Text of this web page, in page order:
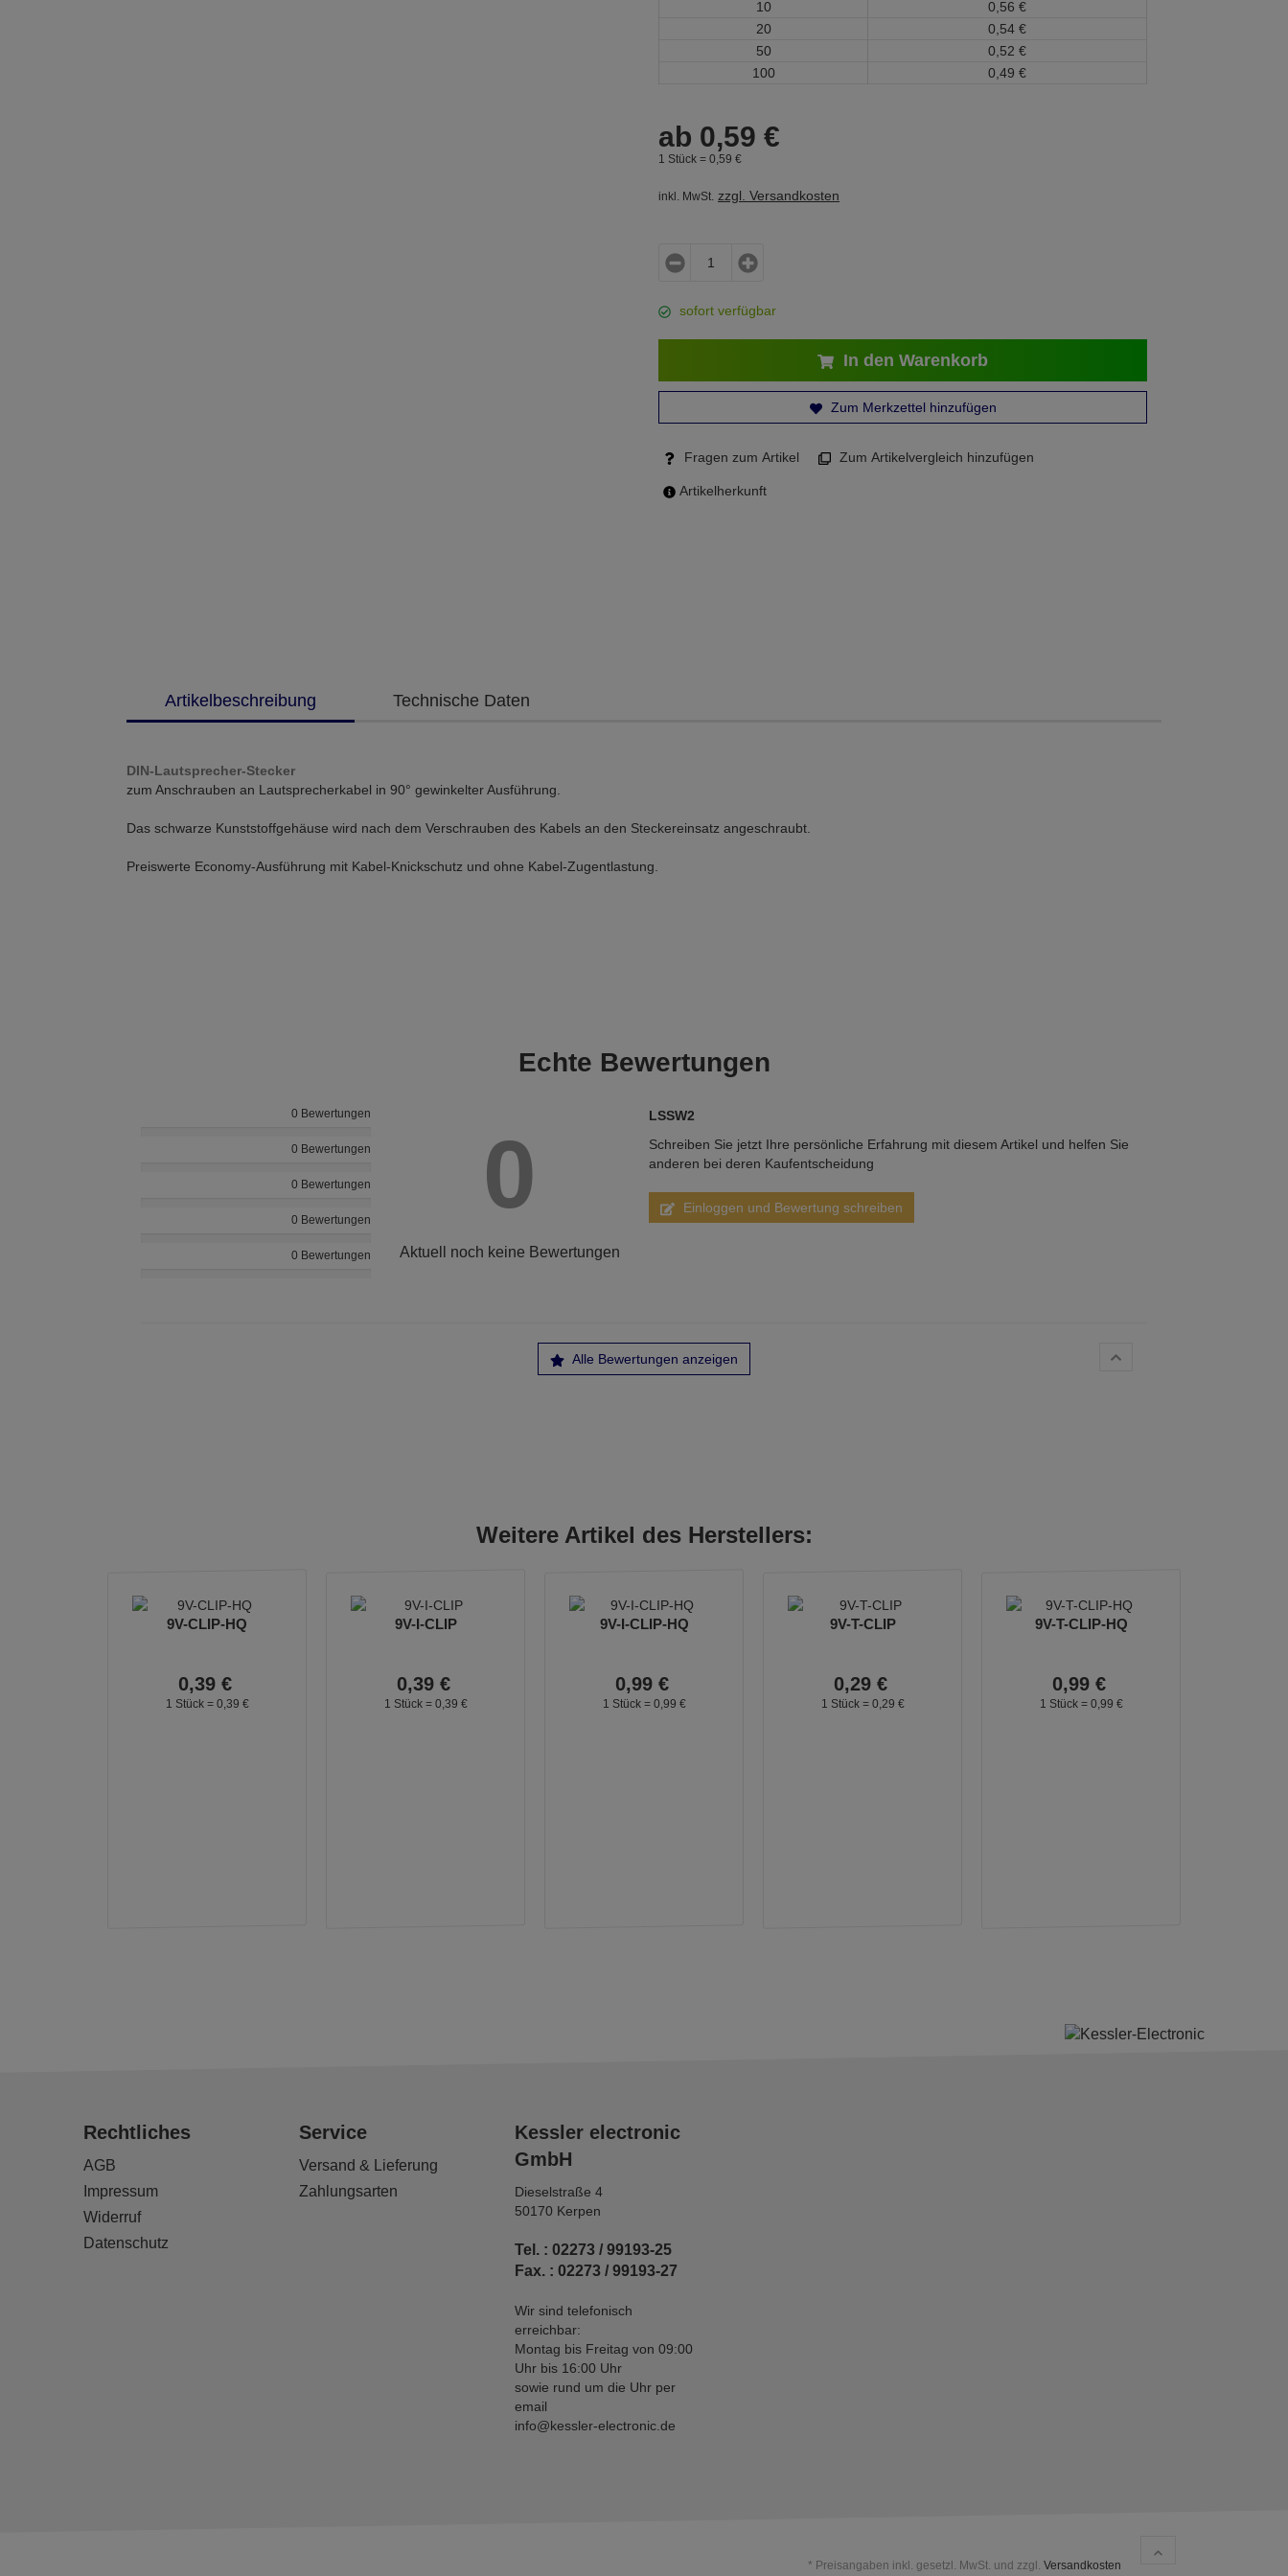
10
0, 56 €
20
0, 54 €
50
0, 52 €
100
0, 49 €
ab 0,59 €
1 Stück = 0, 59 €
inkl. MwSt. zzgl. Versandkosten
sofort verfügbar
In den Warenkorb
Zum Merkzettel hinzufügen
Fragen zum Artikel Zum Artikelvergleich hinzufügen
Artikelherkunft
Artikelbeschreibung Technische Daten
DIN-Lautsprecher-Stecker
zum Anschrauben an Lautsprecherkabel in 90° gewinkelter Ausführung.
Das schwarze Kunststoffgehäuse wird nach dem Verschrauben des Kabels an den Steckereinsatz angeschraubt.
Preiswerte Economy-Ausführung mit Kabel-Knickschutz und ohne Kabel-Zugentlastung.
Echte Bewertungen
0 Bewertungen
0 Bewertungen
0 Bewertungen
0 Bewertungen
0 Bewertungen
0
Aktuell noch keine Bewertungen
LSSW2
Schreiben Sie jetzt Ihre persönliche Erfahrung mit diesem Artikel und helfen Sie
anderen bei deren Kaufentscheidung
Einloggen und Bewertung schreiben
Alle Bewertungen anzeigen
Weitere Artikel des Herstellers:
9V-CLIP-HQ
0,39 €
1 Stück = 0, 39 €
9V-I-CLIP
0,39 €
1 Stück = 0, 39 €
9V-I-CLIP-HQ
0,99 €
1 Stück = 0, 99 €
9V-T-CLIP
0,29 €
1 Stück = 0, 29 €
9V-T-CLIP-HQ
0,99 €
1 Stück = 0, 99 €
Rechtliches
AGB
Impressum
Widerruf
Datenschutz
Service
Versand & Lieferung
Zahlungsarten
Kessler electronic
GmbH
Dieselstraße 4
50170 Kerpen
Tel. : 02273 / 99193-25
Fax. : 02273 / 99193-27
Wir sind telefonisch
erreichbar:
Montag bis Freitag von 09:00
Uhr bis 16:00 Uhr
sowie rund um die Uhr per
email
info@kessler-electronic.de
* Preisangaben inkl. gesetzl. MwSt. und zzgl. Versandkosten